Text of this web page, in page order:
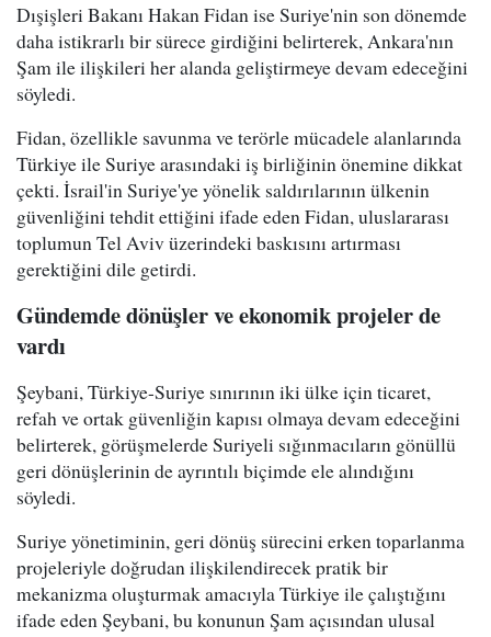
Dışişleri Bakanı Hakan Fidan ise Suriye'nin son dönemde
daha istikrarlı bir sürece girdiğini belirterek, Ankara'nın
Şam ile ilişkileri her alanda geliştirmeye devam edeceğini
söyledi.
Fidan, özellikle savunma ve terörle mücadele alanlarında
Türkiye ile Suriye arasındaki iş birliğinin önemine dikkat
çekti. İsrail'in Suriye'ye yönelik saldırılarının ülkenin
güvenliğini tehdit ettiğini ifade eden Fidan, uluslararası
toplumun Tel Aviv üzerindeki baskısını artırması
gerektiğini dile getirdi.
Gündemde dönüşler ve ekonomik projeler de
vardı
Şeybani, Türkiye-Suriye sınırının iki ülke için ticaret,
refah ve ortak güvenliğin kapısı olmaya devam edeceğini
belirterek, görüşmelerde Suriyeli sığınmacıların gönüllü
geri dönüşlerinin de ayrıntılı biçimde ele alındığını
söyledi.
Suriye yönetiminin, geri dönüş sürecini erken toparlanma
projeleriyle doğrudan ilişkilendirecek pratik bir
mekanizma oluşturmak amacıyla Türkiye ile çalıştığını
ifade eden Şeybani, bu konunun Şam açısından ulusal